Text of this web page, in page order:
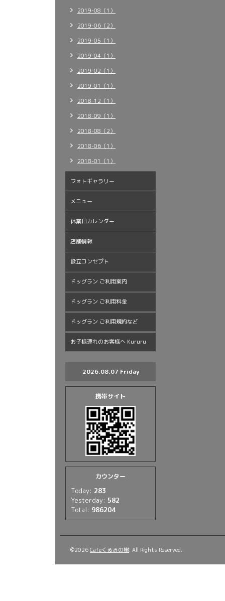
2019-08（1）
2019-06（2）
2019-05（1）
2019-04（1）
2019-02（1）
2019-01（1）
2018-12（1）
2018-09（1）
2018-08（2）
2018-06（1）
2018-01（1）
フォトギャラリー
メニュー
休業日カレンダー
店舗情報
設立コンセプト
ドッグラン ご利用案内
ドッグラン ご利用料金
ドッグラン ご利用規約など
お子様連れのお客様へ Kururu
2026.08.07 Friday
携帯サイト
カウンター
Today: 283
Yesterday: 582
Total: 986204
©2026Cafeくるみの樹. All Rights Reserved.